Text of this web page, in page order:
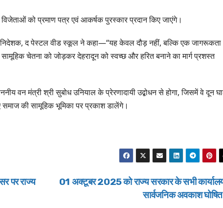
को प्रमाण पत्र एवं आकर्षक पुरस्कार प्रदान किए जाएंगे।
निदेशक, द पेस्टल वीड स्कूल ने कहा—“यह केवल दौड़ नहीं, बल्कि एक जागरूकता
चेतना को जोड़कर देहरादून को स्वच्छ और हरित बनाने का मार्ग प्रशस्त
वन मंत्री श्री सुबोध उनियाल के प्रेरणादायी उद्बोधन से होगा, जिसमें वे दून
समाज की सामूहिक भूमिका पर प्रकाश डालेंगे।
01 अक्टूबर 2025 को राज्य सरकार के सभी
सार्वजनिक अवकाश घोषित
पर राज्य